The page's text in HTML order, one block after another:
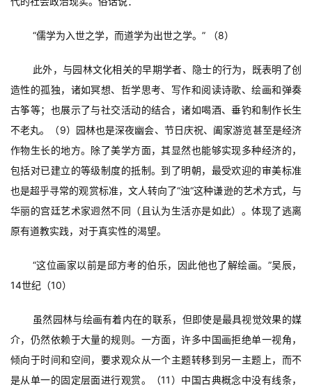
“儒学为入世之学，而道学为出世之学。” （8）
此外，与园林文化相关的早期学者、隐士的行为，既表明了创
造性的孤独，诸如冥想、哲学思考、写作和阅读诗歌、绘画和弹奏
古筝等；也展示了与社交活动的结合，诸如喝酒、垂钓和制作长生
不老丸。（9）园林也是深夜幽会、节日庆祝、阖家游览甚至是经济
作物生长的地方。除了美学方面，其显然也能够实现多种经济的，
包括对已建立的等级制度的抵制。到了明朝，最受欢迎的审美标准
也是超乎寻常的观赏标准，文人转向了“浊“这种谦逊的艺术方式，与
华丽的宫廷艺术家迥然不同（且认为生活亦是如此）。体现了逃离
原有道教实践，对于真实性的渴望。
“这位画家以前是邱方考的伯乐，因此他也了解绘画。”吴辰，
14世纪（10）
虽然园林与绘画有着内在的联系，但即使是最具视觉效果的媒
介，仍然依赖于大量的规则。一方面，许多中国画拒绝单一视角，
倾向于时间和空间，要求观众从一个主题转移到另一主题上，而不
是从单一的固定层面进行观赏。（11）中国古典概念中没有线条，